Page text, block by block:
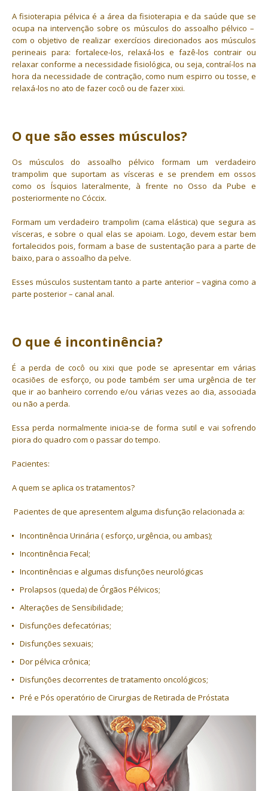
A fisioterapia pélvica é a área da fisioterapia e da saúde que se
ocupa na intervenção sobre os músculos do assoalho pélvico –
com o objetivo de realizar exercícios direcionados aos músculos
perineais para: fortalece-los, relaxá-los e fazê-los contrair ou
relaxar conforme a necessidade fisiológica, ou seja, contraí-los na
hora da necessidade de contração, como num espirro ou tosse, e
relaxá-los no ato de fazer cocô ou de fazer xixi.
O que são esses músculos?
Os músculos do assoalho pélvico formam um verdadeiro
trampolim que suportam as vísceras e se prendem em ossos
como os Ísquios lateralmente, à frente no Osso da Pube e
posteriormente no Cóccix.
Formam um verdadeiro trampolim (cama elástica) que segura as
vísceras, e sobre o qual elas se apoiam. Logo, devem estar bem
fortalecidos pois, formam a base de sustentação para a parte de
baixo, para o assoalho da pelve.
Esses músculos sustentam tanto a parte anterior – vagina como a
parte posterior – canal anal.
O que é incontinência?
É a perda de cocô ou xixi que pode se apresentar em várias
ocasiões de esforço, ou pode também ser uma urgência de ter
que ir ao banheiro correndo e/ou várias vezes ao dia, associada
ou não a perda.
Essa perda normalmente inicia-se de forma sutil e vai sofrendo
piora do quadro com o passar do tempo.
Pacientes:
A quem se aplica os tratamentos?
Pacientes de que apresentem alguma disfunção relacionada a:
Incontinência Urinária ( esforço, urgência, ou ambas);
Incontinência Fecal;
Incontinências e algumas disfunções neurológicas
Prolapsos (queda) de Órgãos Pélvicos;
Alterações de Sensibilidade;
Disfunções defecatórias;
Disfunções sexuais;
Dor pélvica crônica;
Disfunções decorrentes de tratamento oncológicos;
Pré e Pós operatório de Cirurgias de Retirada de Próstata